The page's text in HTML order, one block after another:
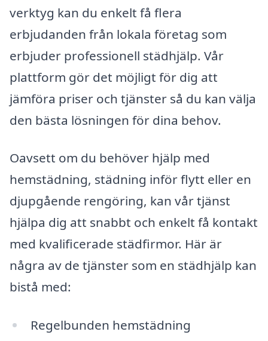
verktyg kan du enkelt få flera
erbjudanden från lokala företag som
erbjuder professionell städhjälp. Vår
plattform gör det möjligt för dig att
jämföra priser och tjänster så du kan välja
den bästa lösningen för dina behov.
Oavsett om du behöver hjälp med
hemstädning, städning inför flytt eller en
djupgående rengöring, kan vår tjänst
hjälpa dig att snabbt och enkelt få kontakt
med kvalificerade städfirmor. Här är
några av de tjänster som en städhjälp kan
bistå med:
Regelbunden hemstädning